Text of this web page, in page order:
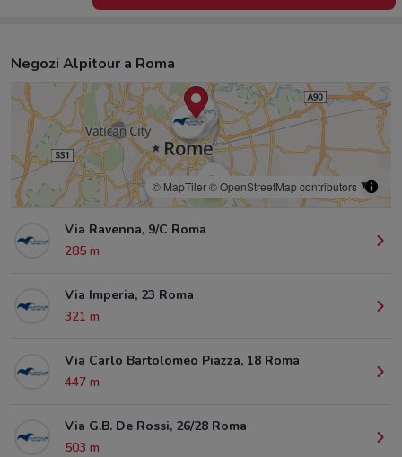
Negozi Alpitour a Roma
© MapTiler© OpenStreetMap contributors
Via Ravenna, 9/C Roma
285 m
Via Imperia, 23 Roma
321 m
Via Carlo Bartolomeo Piazza, 18 Roma
447 m
Via G.B. De Rossi, 26/28 Roma
503 m